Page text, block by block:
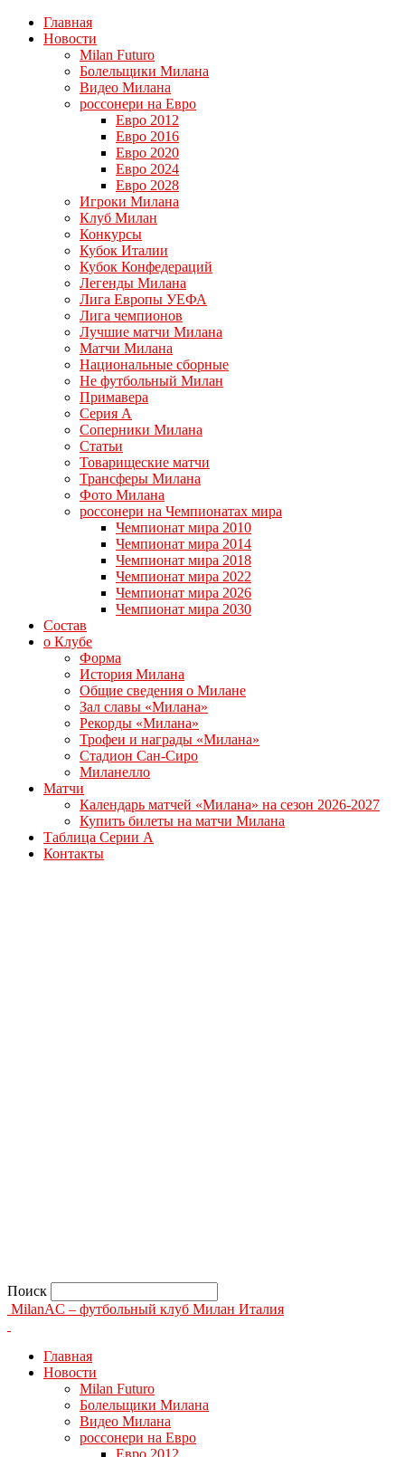
Главная
Новости
Milan Futuro
Болельщики Милана
Видео Милана
россонери на Евро
Евро 2012
Евро 2016
Евро 2020
Евро 2024
Евро 2028
Игроки Милана
Клуб Милан
Конкурсы
Кубок Италии
Кубок Конфедераций
Легенды Милана
Лига Европы УЕФА
Лига чемпионов
Лучшие матчи Милана
Матчи Милана
Национальные сборные
Не футбольный Милан
Примавера
Серия А
Соперники Милана
Статьи
Товарищеские матчи
Трансферы Милана
Фото Милана
россонери на Чемпионатах мира
Чемпионат мира 2010
Чемпионат мира 2014
Чемпионат мира 2018
Чемпионат мира 2022
Чемпионат мира 2026
Чемпионат мира 2030
Состав
о Клубе
Форма
История Милана
Общие сведения о Милане
Зал славы «Милана»
Рекорды «Милана»
Трофеи и награды «Милана»
Стадион Сан-Сиро
Миланелло
Матчи
Календарь матчей «Милана» на сезон 2026-2027
Купить билеты на матчи Милана
Таблица Серии А
Контакты
Поиск
MilanAC – футбольный клуб Милан Италия
Главная
Новости
Milan Futuro
Болельщики Милана
Видео Милана
россонери на Евро
Евро 2012